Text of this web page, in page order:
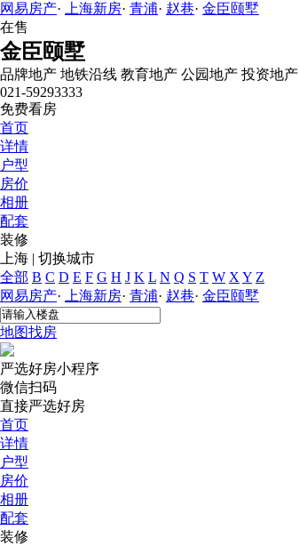
网易房产· 上海新房· 青浦· 赵巷· 金臣颐墅
在售
金臣颐墅
品牌地产 地铁沿线 教育地产 公园地产 投资地产
021-59293333
免费看房
首页
详情
户型
房价
相册
配套
装修
上海 | 切换城市
全部 B C D E F G H J K L N Q S T W X Y Z
网易房产· 上海新房· 青浦· 赵巷· 金臣颐墅
地图找房
严选好房小程序
微信扫码
直接严选好房
首页
详情
户型
房价
相册
配套
装修